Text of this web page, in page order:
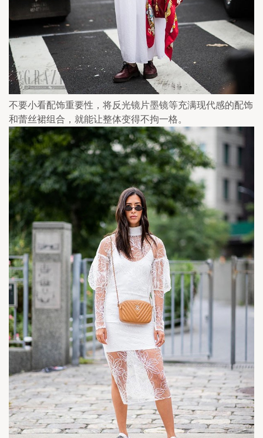
不要小看配饰重要性，将反光镜片墨镜等充满现代感的配饰
和蕾丝裙组合，就能让整体变得不拘一格。